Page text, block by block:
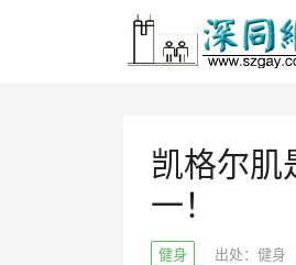
凯格尔肌
一！
健身 出处：健身